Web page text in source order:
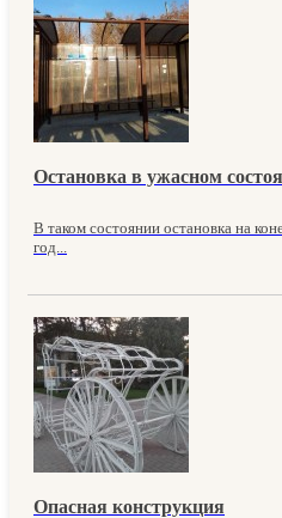
Остановка в ужасном
В таком состоянии остановка на
год...
Опасная конструкция